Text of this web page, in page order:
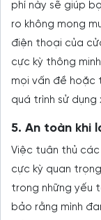
phí này sẽ giúp
ro không mong
điện thoại của
cực kỳ thông
mọi vấn đề hoặc
quá trình sử dụng
5. An toàn khi
Việc tuân thủ
cực kỳ quan
trong những yếu
bảo rằng mình